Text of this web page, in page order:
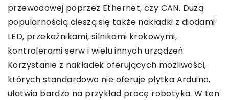
przewodowej poprzez Ethernet, czy CAN. Dużą
popularnością cieszą się także nakładki z diodami
LED, przekaźnikami, silnikami krokowymi,
kontrolerami serw i wielu innych urządzeń.
Korzystanie z nakładek oferujących możliwości,
których standardowo nie oferuje płytka Arduino,
ułatwia bardzo na przykład pracę robotyka. W ten